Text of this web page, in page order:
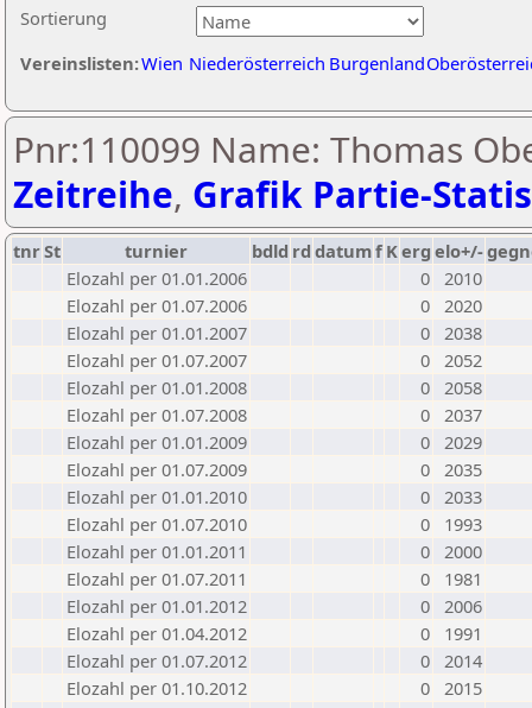
Sortierung
Vereinslisten:Wien Niederösterreich Burgenland
Pnr:110099 Name: Thomas
Zeitreihe, Grafik Partie-
tnrSt turnier bdld rd datumf Kerg elo+/-
Elozahl per 01.01.2006
0 2010
Elozahl per 01.07.2006
0 2020
Elozahl per 01.01.2007
0 2038
Elozahl per 01.07.2007
0 2052
Elozahl per 01.01.2008
0 2058
Elozahl per 01.07.2008
0 2037
Elozahl per 01.01.2009
0 2029
Elozahl per 01.07.2009
0 2035
Elozahl per 01.01.2010
0 2033
Elozahl per 01.07.2010
0
1993
Elozahl per 01.01.2011
0 2000
Elozahl per 01.07.2011
0
1981
Elozahl per 01.01.2012
0 2006
Elozahl per 01.04.2012
0
1991
Elozahl per 01.07.2012
0 2014
Elozahl per 01.10.2012
0 2015